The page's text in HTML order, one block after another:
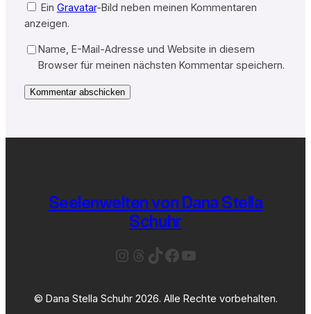
Ein Gravatar-Bild neben meinen Kommentaren
anzeigen.
Name, E-Mail-Adresse und Website in diesem
Browser für meinen nächsten Kommentar speichern.
Seelenwelten von Dana Stella
Schuhr
Instagram
Threads
TikTok
Facebook
YouTube
© Dana Stella Schuhr 2026. Alle Rechte vorbehalten.